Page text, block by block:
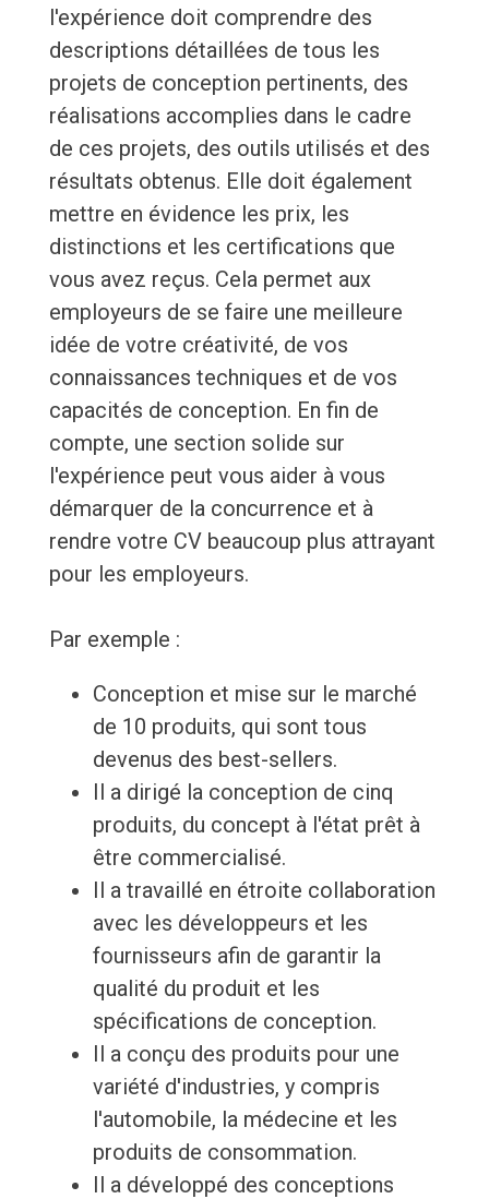
l'expérience doit comprendre des
descriptions détaillées de tous les
projets de conception pertinents, des
réalisations accomplies dans le cadre
de ces projets, des outils utilisés et des
résultats obtenus. Elle doit également
mettre en évidence les prix, les
distinctions et les certifications que
vous avez reçus. Cela permet aux
employeurs de se faire une meilleure
idée de votre créativité, de vos
connaissances techniques et de vos
capacités de conception. En fin de
compte, une section solide sur
l'expérience peut vous aider à vous
démarquer de la concurrence et à
rendre votre CV beaucoup plus attrayant
pour les employeurs.
Par exemple :
Conception et mise sur le marché
de 10 produits, qui sont tous
devenus des best-sellers.
Il a dirigé la conception de cinq
produits, du concept à l'état prêt à
être commercialisé.
Il a travaillé en étroite collaboration
avec les développeurs et les
fournisseurs afin de garantir la
qualité du produit et les
spécifications de conception.
Il a conçu des produits pour une
variété d'industries, y compris
l'automobile, la médecine et les
produits de consommation.
Il a développé des conceptions